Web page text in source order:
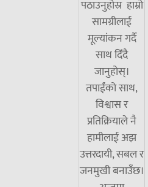
पठाउनुहोस्र हाम्रो
सामग्रीलाई
मूल्यांकन गर्दै
साथ दिँदै
जानुहोस्।
तपाईंको साथ,
विश्वास र
प्रतिक्रियाले नै
हामीलाई अझ
उत्तरदायी, सबल र
जनमुखी बनाउँछ।